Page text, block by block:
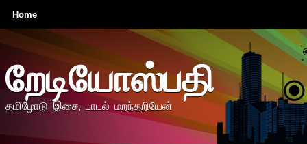
Home
றேடியோஸ்பதி
தமிழோடு இசை, பாடல் மறந்தறியேன்